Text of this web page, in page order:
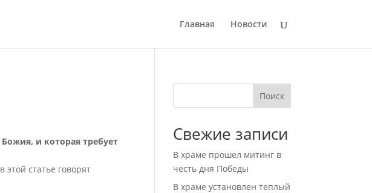
Главная Новости
и которая требует
статье говорят
Поиск
Свежие записи
В храме прошел митинг в
честь дня Победы
В храме установлен теплый